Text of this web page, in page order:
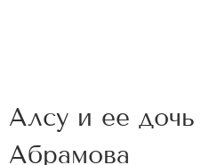
Алсу и ее
Абрамова